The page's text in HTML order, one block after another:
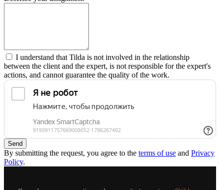
I understand that Tilda is not involved in the relationship
between the client and the expert, is not responsible for the expert's
actions, and cannot guarantee the quality of the work.
Send
By submitting the request, you agree to the terms of use and Privacy
Policy.